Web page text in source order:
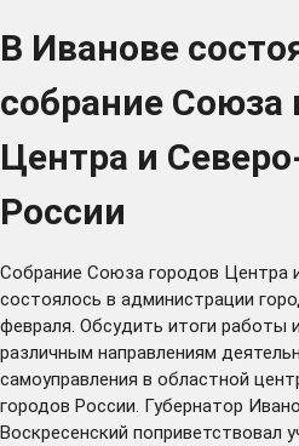
В Иванове
собрание Союза
Центра и
России
Собрание Союза городов Центра
состоялось в администрации
февраля. Обсудить итоги работы
различным направлениям
самоуправления в областной
городов России. Губернатор
Воскресенский поприветствовал